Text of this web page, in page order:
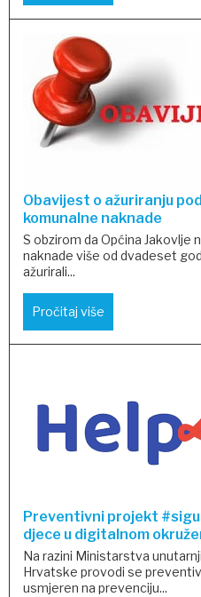
Obavijest o ažuriranju
komunalne naknade
S obzirom da Općina Jakovlje
naknade više od dvadeset
ažurirali...
Pročitaj više
Preventivni projekt
djece u digitalnom
Na razini Ministarstva
Hrvatske provodi se
usmjeren na prevenciju...